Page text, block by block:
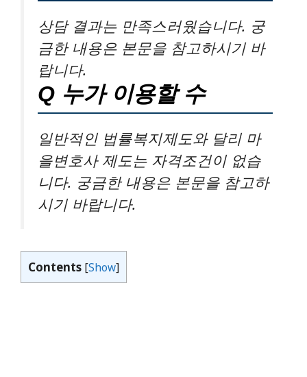
상담 결과는 만족스러웠습니다. 궁
금한 내용은 본문을 참고하시기 바
랍니다.
Q 누가 이용할 수
일반적인 법률복지제도와 달리 마
을변호사 제도는 자격조건이 없습
니다. 궁금한 내용은 본문을 참고하
시기 바랍니다.
Contents [Show]